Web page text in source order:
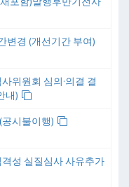
변경 (개선기간 부여)
위원회 심의·의결 결
내)
시불이행)
성 실질심사 사유추가